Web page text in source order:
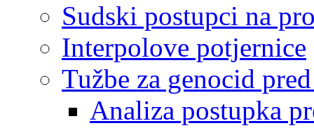
Sudski postupci na
Interpolove potjernice
Tužbe za genocid
Analiza postupka